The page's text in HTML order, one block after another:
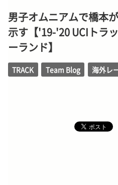
男子オムニアムで橋本
示す【'19-'20 UCIトラ
ーランド】
TRACK Team Blog 海外レ